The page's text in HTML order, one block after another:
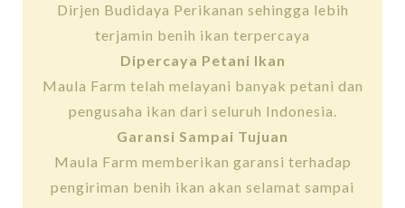
Dirjen Budidaya Perikanan sehingga lebih
terjamin benih ikan terpercaya
Dipercaya Petani Ikan
Maula Farm telah melayani banyak petani dan
pengusaha ikan dari seluruh Indonesia.
Garansi Sampai Tujuan
Maula Farm memberikan garansi terhadap
pengiriman benih ikan akan selamat sampai